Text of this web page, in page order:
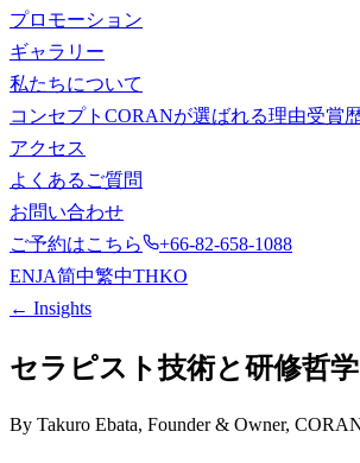
プロモーション
ギャラリー
私たちについて
コンセプト CORANが選ばれる理由受賞
アクセス
よくあるご質問
お問い合わせ
ご予約はこちら
+66-82-658-1088
ENJA简中繁中THKO
← Insights
セラピスト技術と研修哲学
By Takuro Ebata, Founder & Owner,